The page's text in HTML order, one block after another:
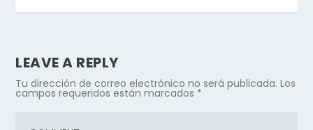
LEAVE A REPLY
Tu dirección de correo electrónico no será publicada. Los
campos requeridos están marcados *